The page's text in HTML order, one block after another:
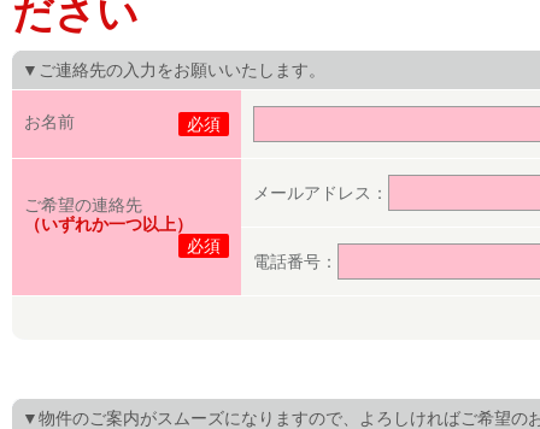
ださい
▼ご連絡先の入力をお願いいたします。
お名前 必須
ご希望の連絡先
（いずれか一つ以上）
必須
メールアドレス：
電話番号：
▼物件のご案内がスムーズになりますので、よろしければご希望の